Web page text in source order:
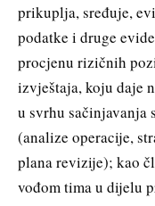
prikuplja, sređuje,
podatke i druge
procjenu rizičnih
izvještaja, koju daje
u svrhu sačinjavanja
(analize operacije,
plana revizije); kao
vođom tima u dijelu